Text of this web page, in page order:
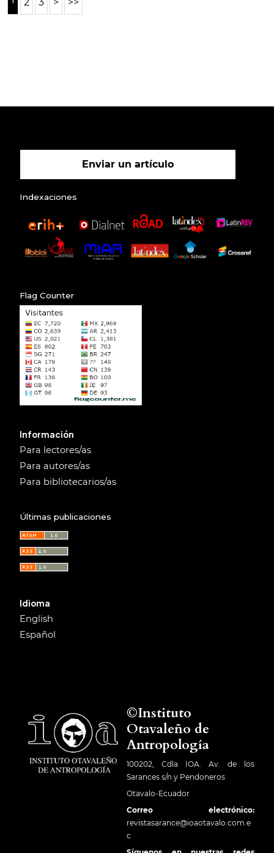
Enviar un artículo
Indexaciones
Flag Counter
Información
Para lectores/as
Para autores/as
Para bibliotecarios/as
Últimas publicaciones
Idioma
English
Español
©Instituto
Otavaleño de
Antropología
100202, Cdla IOA. Av. de los
Sarances s/n y Pendoneros
Otavalo-Ecuador
Correo electrónico:
revistasarance@ioaotavalo.com.e
c